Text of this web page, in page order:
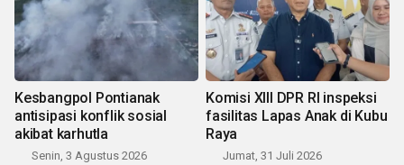
Kesbangpol Pontianak
antisipasi konflik sosial
akibat karhutla
Senin, 3 Agustus 2026
Komisi XIII DPR RI inspeksi
fasilitas Lapas Anak di Kubu
Raya
Jumat, 31 Juli 2026